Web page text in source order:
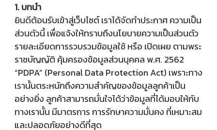
1. บทนำ
ยินดีต้อนรับเข้าสู่เว็บไซต์ เราได้จัดทำประกาศ ความเป็น
ส่วนตัวนี้ เพื่อแจ้งให้ทราบถึงนโยบายความเป็นส่วนตัว
รายละเอียดการรวบรวมข้อมูลใช้ หรือ เปิดเผย ตามพระ
ราชบัญญัติ คุ้มครองข้อมูลส่วนบุคคล พ.ศ. 2562
“PDPA” (Personal Data Protection Act) เพราะทาง
เรานั้นตระหนักถึงความสำคัญของข้อมูลลูกค้าเป็น
อย่างยิ่ง ลูกค้าสามารถมั่นใจได้ว่าข้อมูลที่ได้มอบให้กับ
ทางเรานั้น มีมาตรการ การรักษาความมั่นคง ที่เหมาะสม
และปลอดภัยอย่างดีที่สุด